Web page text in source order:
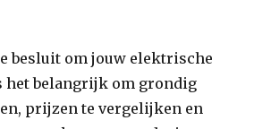
besluit om jouw elektrische
het belangrijk om grondig
prijzen te vergelijken en